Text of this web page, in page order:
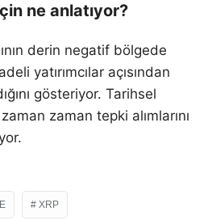
ne anlatıyor?
derin negatif bölgede
yatırımcılar açısından
gösteriyor. Tarihsel
zaman tepki alımlarını
XRP